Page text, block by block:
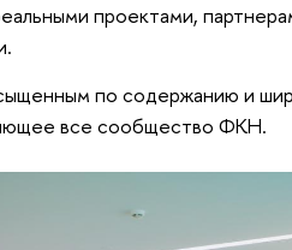
проектами,
по содержанию и
все сообщество ФКН.